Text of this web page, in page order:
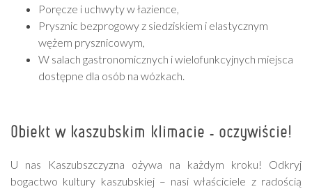
Poręcze i uchwyty w łazience,
Prysznic bezprogowy z siedziskiem i elastycznym
wężem prysznicowym,
W salach gastronomicznych i wielofunkcyjnych miejsca
dostępne dla osób na wózkach.
Obiekt w kaszubskim klimacie - oczywiście!
U nas Kaszubszczyzna ożywa na każdym kroku! Odkryj
bogactwo kultury kaszubskiej – nasi właściciele z radością